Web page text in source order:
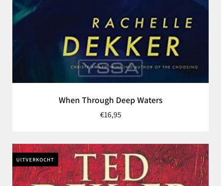
When Through Deep Waters
€16,95
UITVERKOCHT